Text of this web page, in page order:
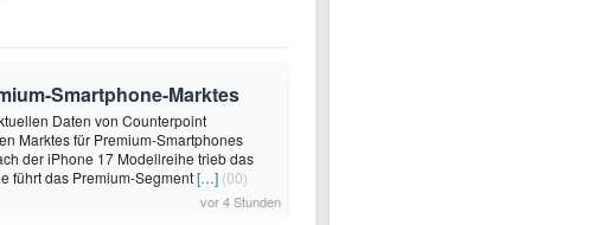
Smartphone-Marktes
Daten von Counterpoint
Marktes für Premium-Smartphones
der iPhone 17 Modellreihe trieb das
führt das Premium-Segment[…] (00)
vor 4 Stunden